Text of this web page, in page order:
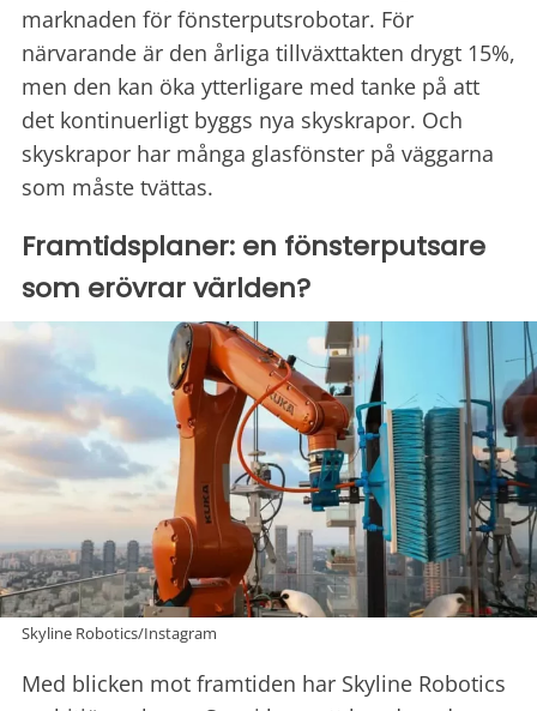
marknaden för fönsterputsrobotar. För
närvarande är den årliga tillväxttakten drygt 15%,
men den kan öka ytterligare med tanke på att
det kontinuerligt byggs nya skyskrapor. Och
skyskrapor har många glasfönster på väggarna
som måste tvättas.
Framtidsplaner: en fönsterputsare
som erövrar världen?
Skyline Robotics/Instagram
Med blicken mot framtiden har Skyline Robotics